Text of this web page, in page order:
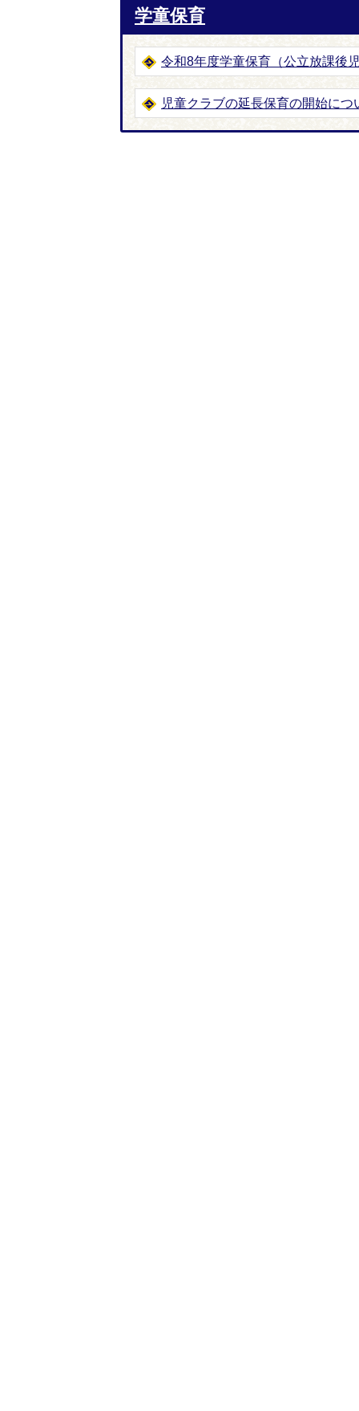
学童保育
令和8年度学童保育（公立放課後
児童クラブの延長保育の開始につ